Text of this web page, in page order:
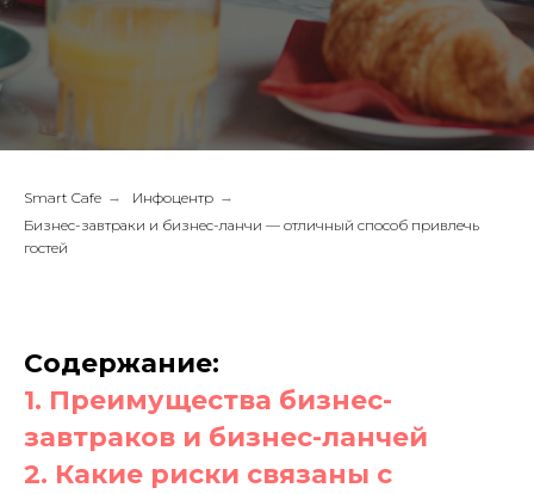
Smart Cafe → Инфоцентр →
Бизнес-завтраки и бизнес-ланчи — отличный способ привлечь
гостей
Содержание:
1. Преимущества бизнес-
завтраков и бизнес-ланчей
2. Какие риски связаны с